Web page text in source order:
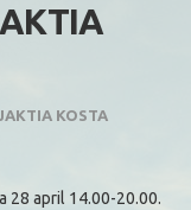
KOSTA
28 april 14.00-20.00.